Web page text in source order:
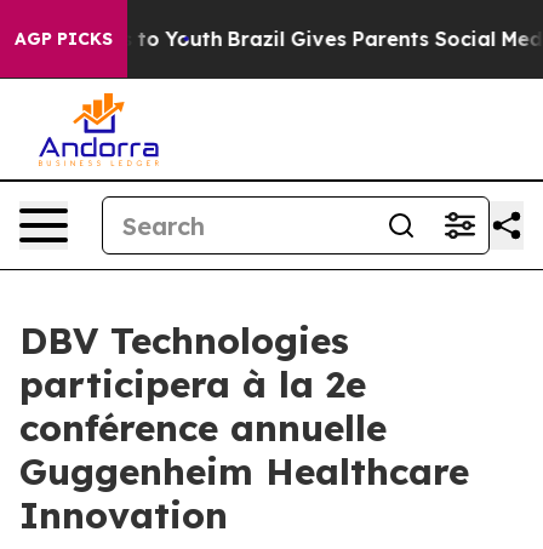
AGP PICKS
Harms to Youth Brazil Gives Parents Social Media
DBV Technologies
participera à la 2e
conférence annuelle
Guggenheim Healthcare
Innovation